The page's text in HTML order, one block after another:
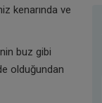
kenarında ve
buz gibi
olduğundan